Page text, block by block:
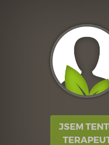
JSEM